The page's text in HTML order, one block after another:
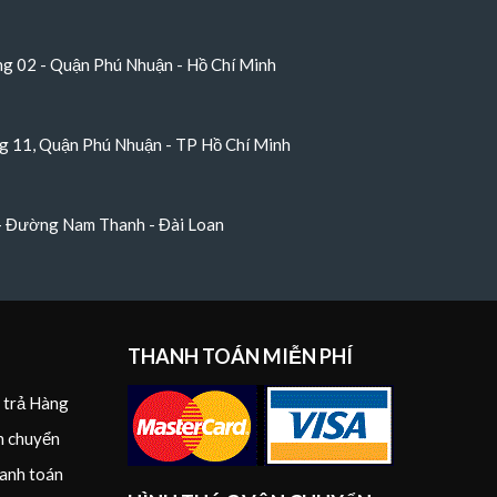
02 - Quận Phú Nhuận - Hồ Chí Minh
11, Quận Phú Nhuận - TP Hồ Chí Minh
Nam Thanh - Đài Loan
trả Hàng
chuyển
toán
THANH TOÁN MIỄN PHÍ